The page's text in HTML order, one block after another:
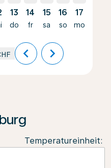
13
do
14
fr
15
sa
16
so
17
mo
chevron_left chevron_right
Temperatureinheit: